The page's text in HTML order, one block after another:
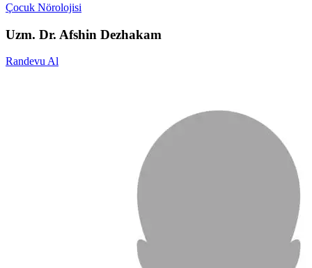
Çocuk Nörolojisi
Uzm. Dr. Afshin Dezhakam
Randevu Al